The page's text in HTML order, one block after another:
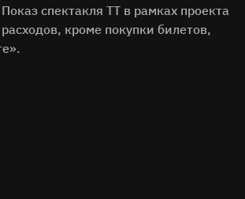
спектакля ТТ в рамках проекта
кроме покупки билетов,